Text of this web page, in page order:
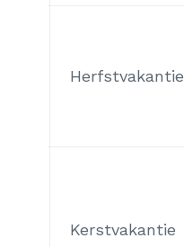
Herfstvakantie
Kerstvakantie